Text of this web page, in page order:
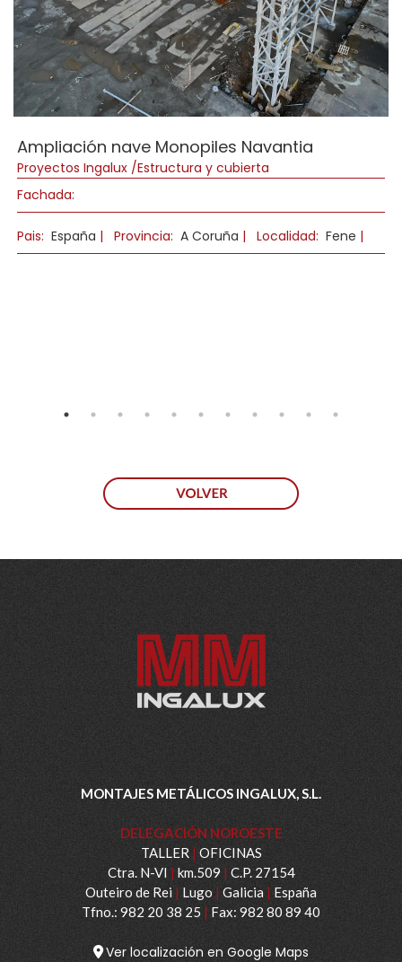
Ampliación nave Monopiles Navantia
Proyectos Ingalux /Estructura y cubierta
Fachada:
Pais: España | Provincia: A Coruña | Localidad: Fene |
MONTAJES METÁLICOS INGALUX, S.L.
DELEGACIÓN NOROESTE
TALLER | OFICINAS
Ctra. N-VI | km.509 | C.P. 27154
Outeiro de Rei| Lugo | Galicia | España
Tfno.: 982 20 38 25 | Fax: 982 80 89 40
Ver localización en Google Maps